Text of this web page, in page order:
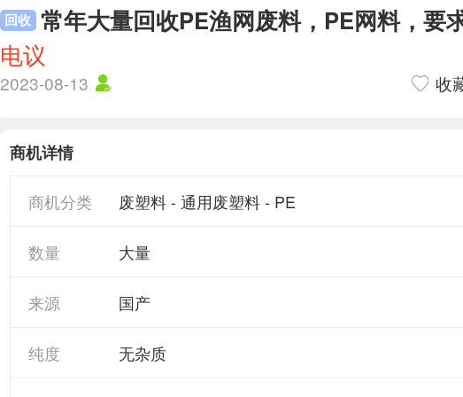
回收 常年大量回收PE渔网废料，PE网料，要
电议
2023-08-13 收
商机详情
商机分类 废塑料 - 通用废塑料 - PE
数量 大量
来源 国产
纯度 无杂质